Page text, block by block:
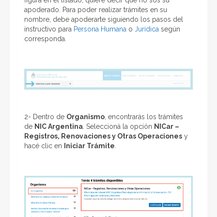
apoderado. Para poder realizar trámites en su
nombre, debe apoderarte siguiendo los pasos del
instructivo para Persona Humana o Jurídica según
corresponda.
2- Dentro de Organismo , encontrarás los trámites
de NIC Argentina . Seleccioná la opción NICar –
Registros, Renovaciones y Otras Operaciones y
hacé clic en
Iniciar Trámite